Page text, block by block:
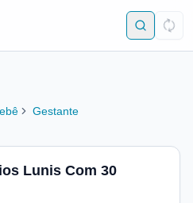
Gestante
Lunis Com 30